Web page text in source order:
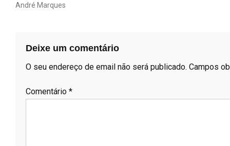
André Marques
Deixe um comentário
O seu endereço de email não será publicado. Campos
Comentário *